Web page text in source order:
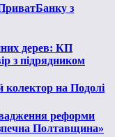
з
дерев: КП
з підрядником
колектор на Подолі
реформи
Полтавщина»